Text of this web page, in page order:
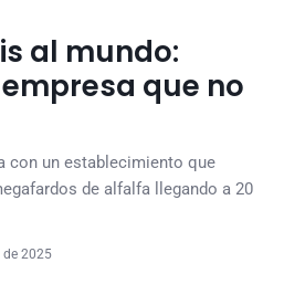
al mundo:
que no
con un establecimiento que
de alfalfa llegando a 20
de 2025